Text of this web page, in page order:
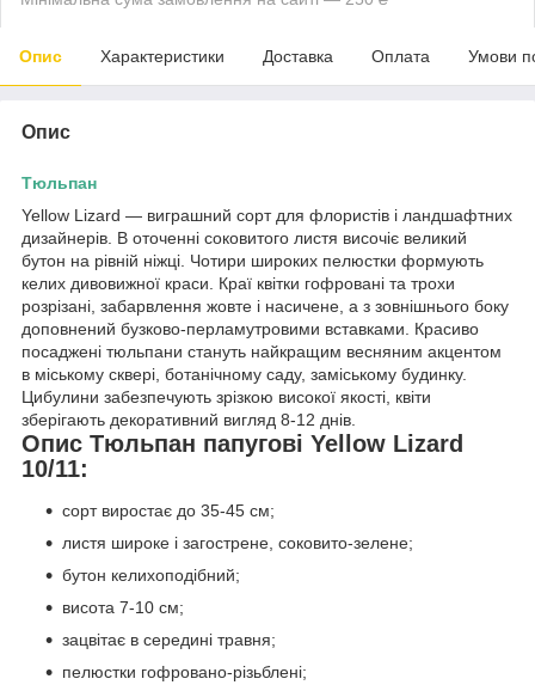
Опис Характеристики Доставка Оплата Умови
Опис
Тюльпан
Yellow Lizard — виграшний сорт для флористів і ландшафтних
дизайнерів. В оточенні соковитого листя височіє великий
бутон на рівній ніжці. Чотири широких пелюстки формують
келих дивовижної краси. Краї квітки гофровані та трохи
розрізані, забарвлення жовте і насичене, а з зовнішнього боку
доповнений бузково-перламутровими вставками. Красиво
посаджені тюльпани стануть найкращим весняним акцентом
в міському сквері, ботанічному саду, заміському будинку.
Цибулини забезпечують зрізкою високої якості, квіти
зберігають декоративний вигляд 8-12 днів.
Опис Тюльпан папугові Yellow Lizard
10/11:
сорт виростає до 35-45 см;
листя широке і загострене, соковито-зелене;
бутон келихоподібний;
висота 7-10 см;
зацвітає в середині травня;
пелюстки гофровано-різьблені;